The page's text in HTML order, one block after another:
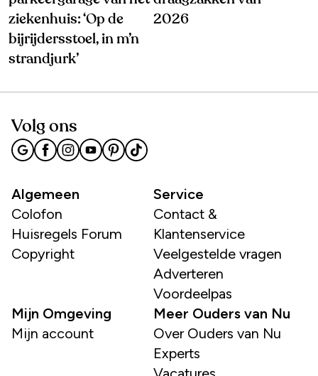
ziekenhuis: ‘Op de
bijrijdersstoel, in m’n
strandjurk’
2026
Volg ons
Algemeen
Colofon
Huisregels Forum
Copyright
Service
Contact &
Klantenservice
Veelgestelde vragen
Adverteren
Voordeelpas
Mijn Omgeving
Mijn account
Meer Ouders van Nu
Over Ouders van Nu
Experts